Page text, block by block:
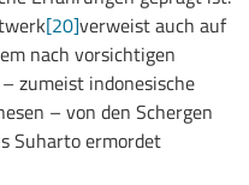
[20]verweist auch auf
nach vorsichtigen
zumeist indonesische
– von den Schergen
Suharto ermordet